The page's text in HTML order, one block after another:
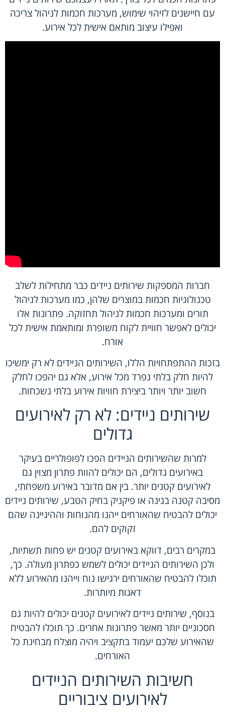
עם חיישנים לזיהוי שימוש, מערכות חכמות לניהול צריכה
ואפילו עיצוב מותאם אישית לכל אירוע.
חברות המספקות שירותים ניידים כבר מתחילות לשלב
טכנולוגיות חכמות במוצרים שלהן, כמו מערכות לניהול
תורים ומערכות חכמות לניהול תחזוקה. פתרונות אלו
יכולים לאפשר חוויית לקוח משופרת ומותאמת אישית לכל
אורח.
בזכות ההתפתחויות הללו, השירותים הניידים לא רק ימשיכו
להיות חלק בלתי נפרד מכל אירוע, אלא גם יהפכו לחלק
חשוב יותר ויותר ביצירת חוויות אירוע בלתי נשכחות.
שירותים ניידים: לא רק לאירועים
גדולים
למרות שהשירותים הניידים הפכו לפופולריים בעיקר
באירועים גדולים, הם יכולים להוות פתרון מצוין גם
לאירועים קטנים יותר. בין אם מדובר באירוע משפחתי,
מסיבה קטנה בגינה או פיקניק בחיק הטבע, שירותים ניידים
יכולים להבטיח שהאורחים ייהנו מהנוחות וההיגיינה שהם
זקוקים להם.
במקרים רבים, דווקא באירועים קטנים יש פחות תשתיות,
ולכן השירותים הניידים יכולים לשמש כפתרון מעולה. כך,
תוכלו להבטיח שהאורחים ירגישו נוח וייהנו מהאירוע ללא
דאגות מיותרות.
בנוסף, שירותים ניידים לאירועים קטנים יכולים להיות גם
חסכוניים יותר מאשר פתרונות אחרים. כך תוכלו להבטיח
שהאירוע שלכם יעמוד בתקציב ויהיה מוצלח מבחינת כל
האורחים.
חשיבות השירותים הניידים
לאירועים ציבוריים